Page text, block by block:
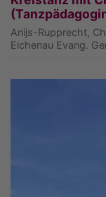
Anijs-Rupprecht,
Eichenau Evang.